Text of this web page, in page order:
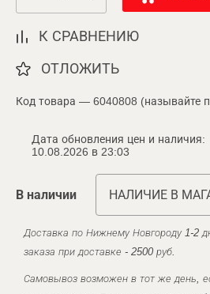
К СРАВНЕНИЮ
ОТЛОЖИТЬ
Код товара — 6040808 (называйте
Дата обновления цен и наличия:
10.08.2026 в 23:03
В наличии НАЛИЧИЕ В
Доставка по Нижнему Новгороду 1-2
заказа при доставке - 2500 руб.
Самовывоз возможен в тот же день,